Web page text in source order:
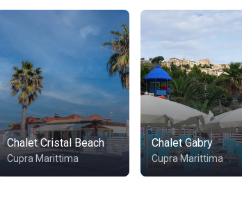
Chalet Cristal Beach
Cupra Marittima
Chalet Gabry
Cupra Marittima